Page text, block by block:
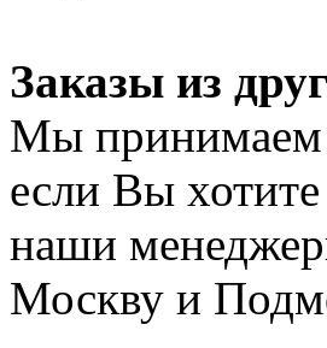
Заказы из
Мы принимаем
если Вы
наши
Москву и